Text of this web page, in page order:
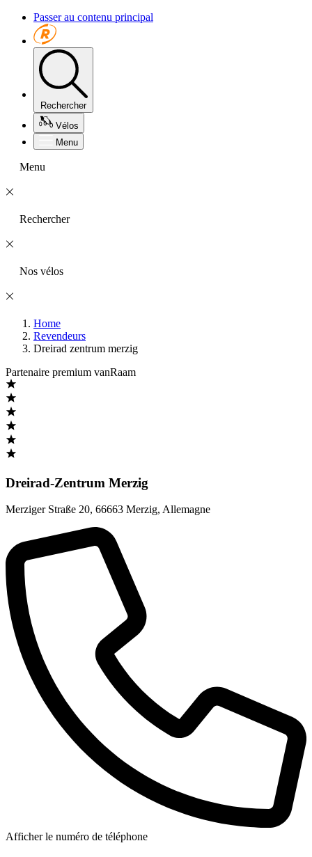
Passer au contenu principal
Rechercher
Vélos
Menu
Menu
Rechercher
Nos vélos
Home
Revendeurs
Dreirad zentrum merzig
Partenaire premium vanRaam
Dreirad-Zentrum Merzig
Merziger Straße 20, 66663 Merzig, Allemagne
Afficher le numéro de téléphone